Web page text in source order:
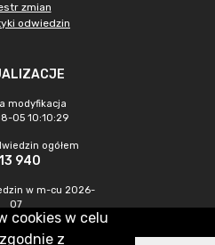
zmian
odwiedzin
modyfikacja
05 10:10:29
ogółem
940
w m-cu 2026-
07
459
cookies w celu
z